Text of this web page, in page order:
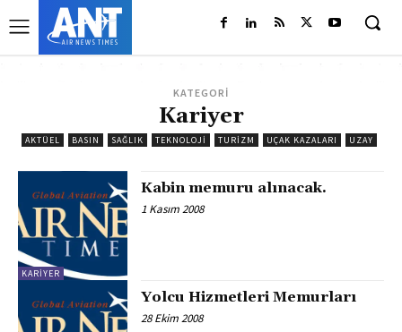
KATEGORİ
Kariyer
AKTÜEL BASIN SAĞLIK TEKNOLOJI TURIZM UÇAK KAZALARI UZAY
KARIYER
Kabin memuru alınacak.
1 Kasım 2008
Yolcu Hizmetleri Memurları
28 Ekim 2008